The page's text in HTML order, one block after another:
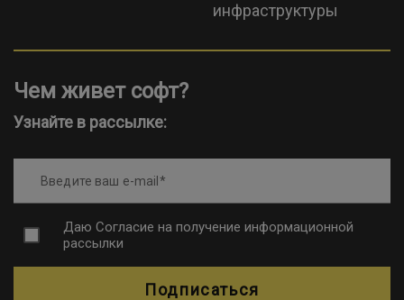
инфраструктуры
Чем живет софт?
Узнайте в рассылке:
Введите ваш e-mail
Даю Согласие на получение информационной
рассылки
Подписаться